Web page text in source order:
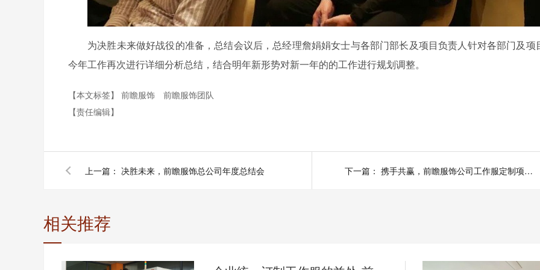
为决胜未来做好战役的准备，总结会议后，总经理詹娟娟女士与各部门部长及项目负责人针对各部门及项
今年工作再次进行详细分析总结，结合明年新形势对新一年的的工作进行规划调整。
【本文标签】 前瞻服饰
前瞻服饰团队
【责任编辑】
上一篇： 决胜未来，前瞻服饰总公司年度总结会 下一篇： 携手共赢，前瞻服饰公司工作服定制项目迎塞尔维亚客户来访考察
相关推荐